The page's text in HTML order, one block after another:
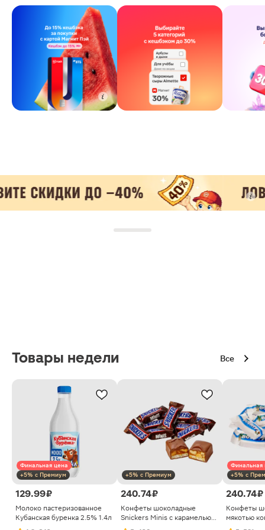
Товары недели Все
Финальная цена
+5% с Премиум
129.99 ₽
Молоко пастеризованное
Кубанская буренка 2.5% 1.4л
+5% с Премиум
240.74 ₽
Конфеты шоколадные
Snickers Minis с карамелью
арахисом и нугой
Финальная
+5% с
240.74 ₽
Конфеты
мякотью